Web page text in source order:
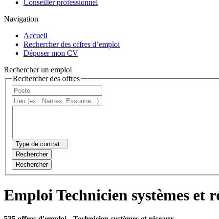
Conseiller professionnel
Navigation
Accueil
Rechercher des offres d’emploi
Déposer mon CV
Rechercher un emploi
Rechercher des offres
Type de contrat
Rechercher
Rechercher
Emploi Technicien systèmes et